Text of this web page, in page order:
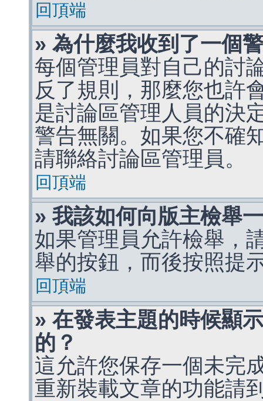
回頂端
» 為什麼我收到了一個
每個管理員對自己的討
反了規則，那麼您也許
是討論區管理人員的決
警告無關。如果您不確
請聯絡討論區管理員。
回頂端
» 我該如何向版主檢舉
如果管理員允許檢舉，
舉的按鈕，而後按照提
回頂端
» 在發表主題的時候顯
的？
這允許您保存一個未完
重新裝載文章的功能請